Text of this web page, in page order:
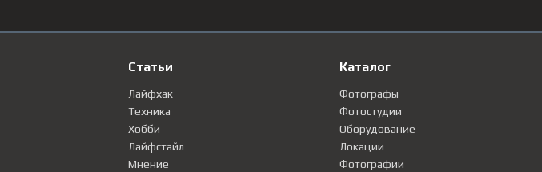
Статьи
Лайфхак
Техника
Хобби
Лайфстайл
Мнение
Каталог
Фотографы
Фотостудии
Оборудование
Локации
Фотографии